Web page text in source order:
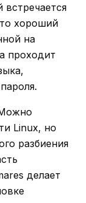
хороший
на
проходит
Linux, но
разбиения
делает